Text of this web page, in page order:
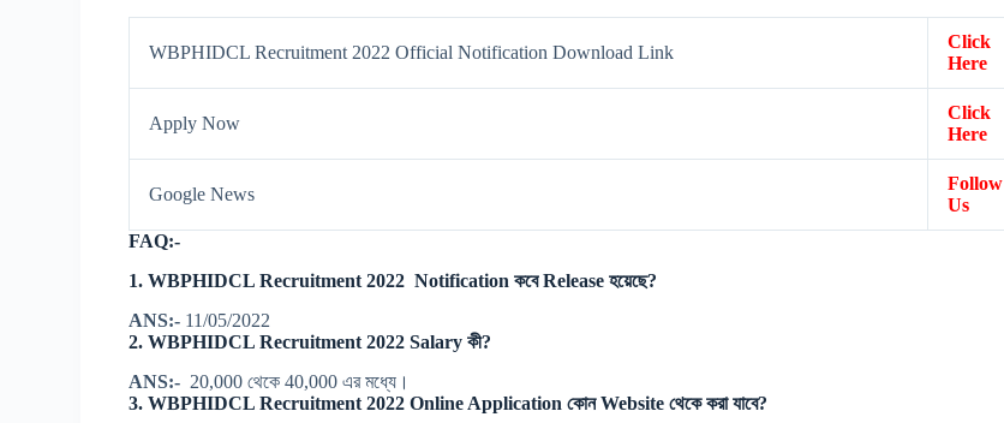
WBPHIDCL Recruitment 2022 Official Notification Download Link
Click
Here
Apply Now
Click
Here
Google News
Follow
Us
FAQ:-
1. WBPHIDCL Recruitment 2022 Notification কবে Release হয়েছে?
ANS:- 11/05/2022
2. WBPHIDCL Recruitment 2022 Salary কী?
ANS:- 20,000 থেকে 40,000 এর মধ্যে।
3. WBPHIDCL Recruitment 2022 Online Application কোন Website থেকে করা যাবে?